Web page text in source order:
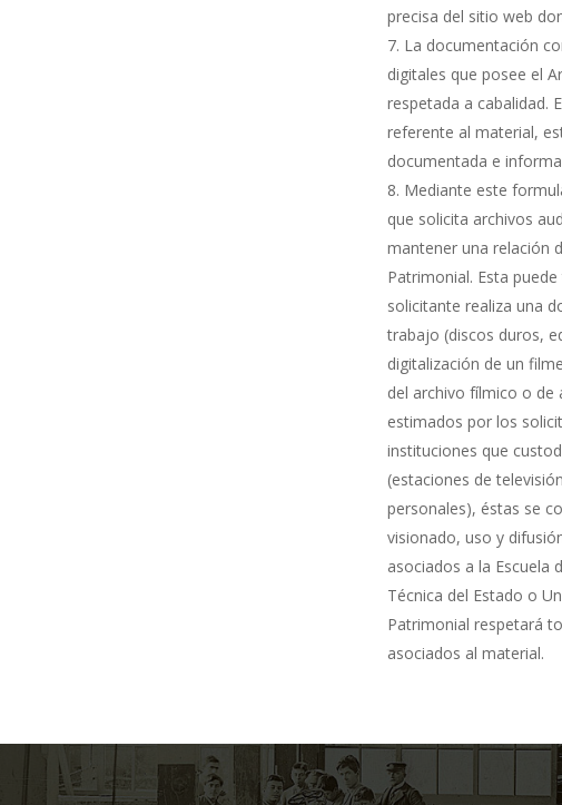
precisa del sitio web
La documentación
digitales que posee el
respetada a cabalidad.
referente al material,
documentada e
Mediante este
que solicita archivos
mantener una relación
Patrimonial. Esta
solicitante realiza una
trabajo (discos duros,
digitalización de un
del archivo fílmico o de
estimados por los
instituciones que
(estaciones de
personales), éstas se
visionado, uso y
asociados a la Escuela
Técnica del Estado o
Patrimonial respetará
asociados al material.